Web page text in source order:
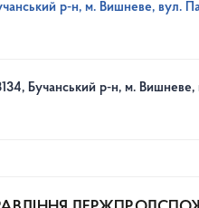
р-н, м. Вишневе, вул.
Бучанський р-н, м. Вишневе,